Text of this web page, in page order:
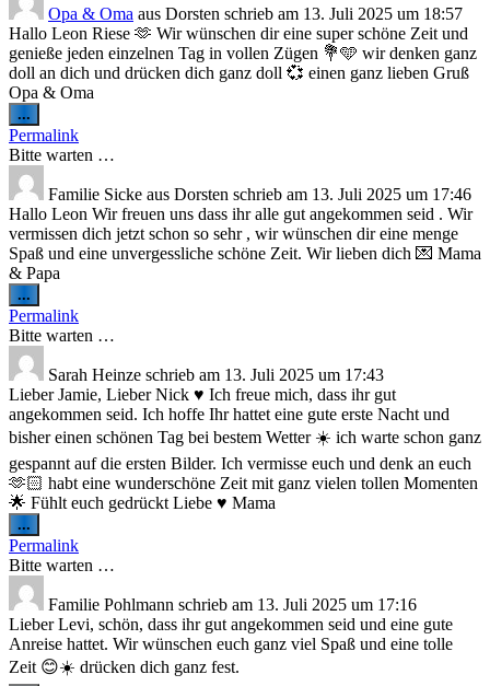
Opa & Oma aus Dorsten schrieb am 13. Juli 2025 um 18:57
Hallo Leon Riese 🫶 Wir wünschen dir eine super schöne Zeit und
genieße jeden einzelnen Tag in vollen Zügen 💐🩵 wir denken ganz
doll an dich und drücken dich ganz doll 💞 einen ganz lieben Gruß
Opa & Oma
...
Metabox
ein-/ausblenden.
Permalink
Bitte warten …
Familie Sicke aus Dorsten schrieb am 13. Juli 2025 um 17:46
Hallo Leon Wir freuen uns dass ihr alle gut angekommen seid . Wir
vermissen dich jetzt schon so sehr , wir wünschen dir eine menge
Spaß und eine unvergessliche schöne Zeit. Wir lieben dich 💌 Mama
& Papa
...
Metabox
ein-/ausblenden.
Permalink
Bitte warten …
Sarah Heinze schrieb am 13. Juli 2025 um 17:43
Lieber Jamie, Lieber Nick ♥️ Ich freue mich, dass ihr gut
angekommen seid. Ich hoffe Ihr hattet eine gute erste Nacht und
bisher einen schönen Tag bei bestem Wetter ☀️ ich warte schon ganz
gespannt auf die ersten Bilder. Ich vermisse euch und denk an euch
🫶🏻 habt eine wunderschöne Zeit mit ganz vielen tollen Momenten
🌟 Fühlt euch gedrückt Liebe ♥️ Mama
...
Metabox
ein-/ausblenden.
Permalink
Bitte warten …
Familie Pohlmann schrieb am 13. Juli 2025 um 17:16
Lieber Levi, schön, dass ihr gut angekommen seid und eine gute
Anreise hattet. Wir wünschen euch ganz viel Spaß und eine tolle
Zeit 😊☀️ drücken dich ganz fest.